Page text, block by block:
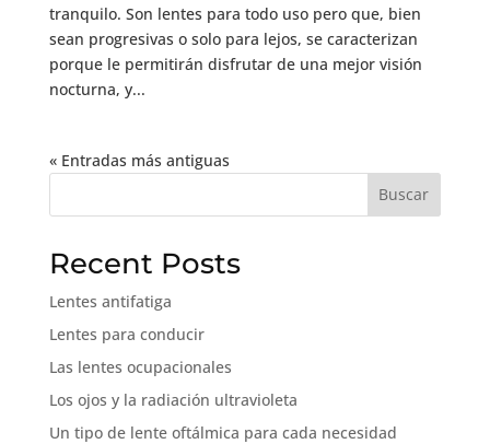
tranquilo. Son lentes para todo uso pero que, bien
sean progresivas o solo para lejos, se caracterizan
porque le permitirán disfrutar de una mejor visión
nocturna, y...
« Entradas más antiguas
Buscar
Recent Posts
Lentes antifatiga
Lentes para conducir
Las lentes ocupacionales
Los ojos y la radiación ultravioleta
Un tipo de lente oftálmica para cada necesidad